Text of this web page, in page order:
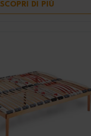
SCOPRI DI PIÙ